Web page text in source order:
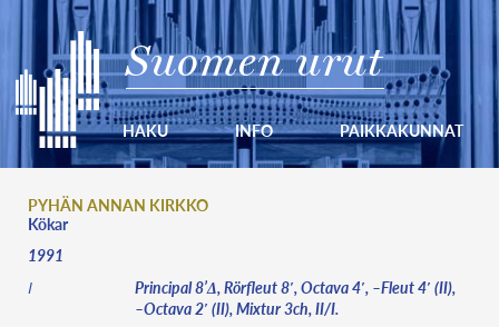
Suomen urut
HAKU INFO PAIKKAKUNNAT
PYHÄN ANNAN KIRKKO
Kökar
1991
I
Principal 8’Δ, Rörfleut 8′, Octava 4′, –Fleut 4′ (II),
–Octava 2′ (II), Mixtur 3ch, II/I.